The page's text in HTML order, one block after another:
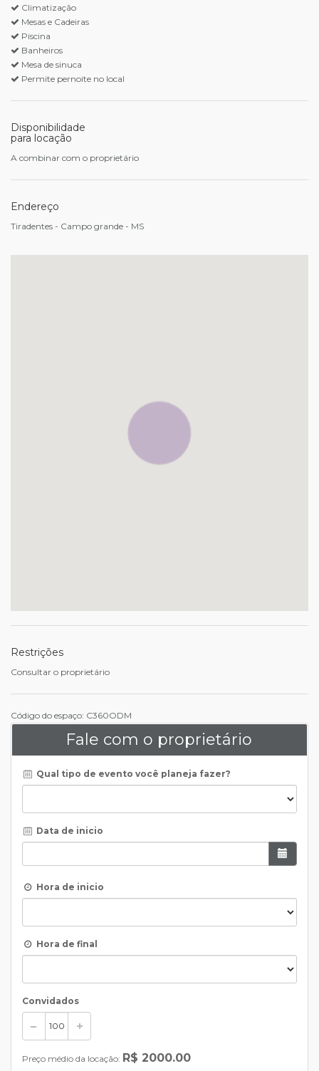
Climatização
Mesas e Cadeiras
Piscina
Banheiros
Mesa de sinuca
Permite pernoite no local
Disponibilidade
para locação
A combinar com o proprietário
Endereço
Tiradentes - Campo grande - MS
Restrições
Consultar o proprietário
Código do espaço: C360ODM
Fale com o proprietário
Qual tipo de evento você planeja fazer?
Data de inicio
Hora de inicio
Hora de final
Convidados
Preço médio da locação: R$ 2000.00